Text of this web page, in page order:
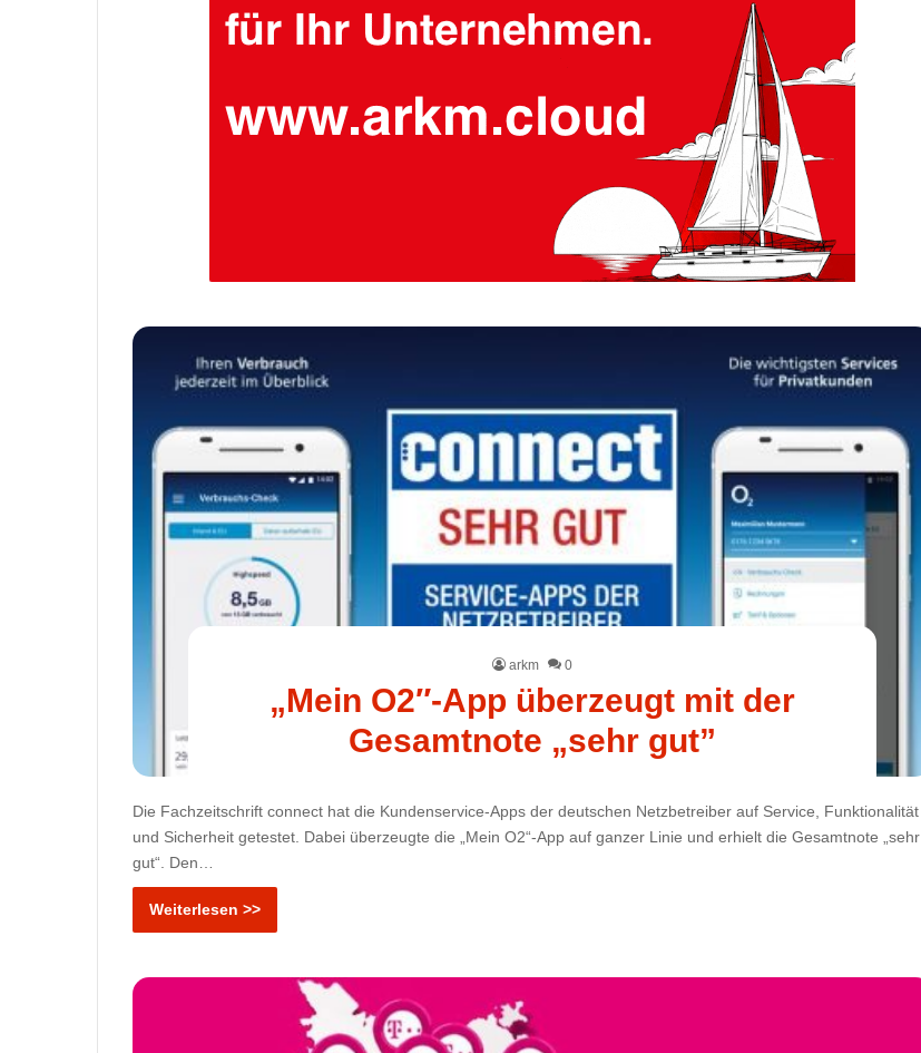
arkm 0
„Mein O2″-App überzeugt mit der
Gesamtnote „sehr gut”
Die Fachzeitschrift connect hat die Kundenservice-Apps der deutschen Netzbetreiber auf Service, Funktionalität
und Sicherheit getestet. Dabei überzeugte die „Mein O2“-App auf ganzer Linie und erhielt die Gesamtnote „sehr
gut“. Den…
Weiterlesen >>